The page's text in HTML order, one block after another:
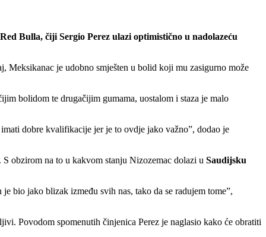
Bulla, čiji Sergio Perez ulazi optimistično u nadolazeću
Meksikanac je udobno smješten u bolid koji mu zasigurno može
bolidom te drugačijim gumama, uostalom i staza je malo
dobre kvalifikacije jer je to ovdje jako važno”, dodao je
obzirom na to u kakvom stanju Nizozemac dolazi u Saudijsku
bio jako blizak između svih nas, tako da se radujem tome”,
Povodom spomenutih činjenica Perez je naglasio kako će obratiti